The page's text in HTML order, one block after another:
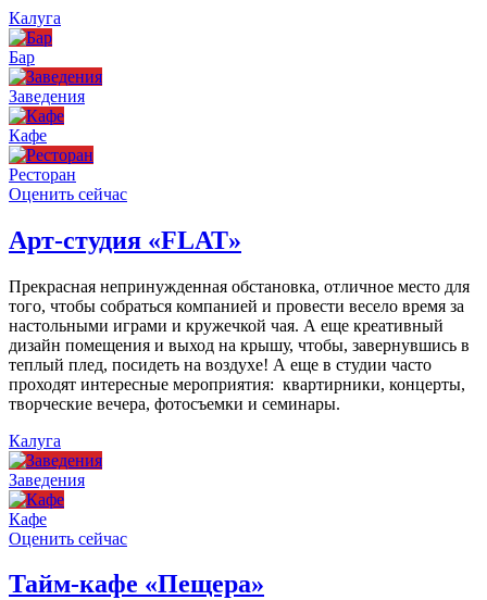
Калуга
Бар
Заведения
Кафе
Ресторан
Оценить сейчас
Арт-студия «FLAT»
Прекрасная непринужденная обстановка, отличное место для
того, чтобы собраться компанией и провести весело время за
настольными играми и кружечкой чая. А еще креативный
дизайн помещения и выход на крышу, чтобы, завернувшись в
теплый плед, посидеть на воздухе! А еще в студии часто
проходят интересные мероприятия: квартирники, концерты,
творческие вечера, фотосъемки и семинары.
Калуга
Заведения
Кафе
Оценить сейчас
Тайм-кафе «Пещера»